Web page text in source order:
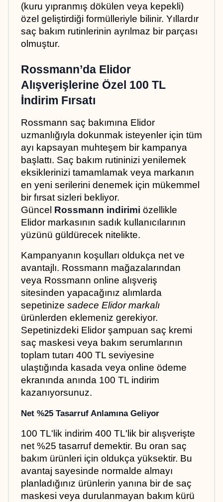
(kuru yıpranmış dökülen veya kepekli)
özel geliştirdiği formülleriyle bilinir. Yıllardır
saç bakım rutinlerinin ayrılmaz bir parçası
olmuştur.
Rossmann’da Elidor
Alışverişlerine Özel 100 TL
İndirim Fırsatı
Rossmann saç bakımına Elidor
uzmanlığıyla dokunmak isteyenler için tüm
ayı kapsayan muhteşem bir kampanya
başlattı. Saç bakım rutininizi yenilemek
eksiklerinizi tamamlamak veya markanın
en yeni serilerini denemek için mükemmel
bir fırsat sizleri bekliyor.
Güncel Rossmann indirimi özellikle
Elidor markasının sadık kullanıcılarının
yüzünü güldürecek nitelikte.
Kampanyanın koşulları oldukça net ve
avantajlı. Rossmann mağazalarından
veya Rossmann online alışveriş
sitesinden yapacağınız alımlarda
sepetinize sadece Elidor markalı
ürünlerden eklemeniz gerekiyor.
Sepetinizdeki Elidor şampuan saç kremi
saç maskesi veya bakım serumlarının
toplam tutarı 400 TL seviyesine
ulaştığında kasada veya online ödeme
ekranında anında 100 TL indirim
kazanıyorsunuz.
Net %25 Tasarruf Anlamına Geliyor
100 TL'lik indirim 400 TL'lik bir alışverişte
net %25 tasarruf demektir. Bu oran saç
bakım ürünleri için oldukça yüksektir. Bu
avantaj sayesinde normalde almayı
planladığınız ürünlerin yanına bir de saç
maskesi veya durulanmayan bakım kürü